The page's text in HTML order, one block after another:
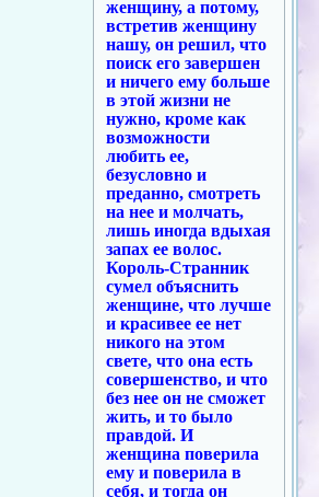
женщину, а потому,
встретив женщину
нашу, он решил, что
поиск его завершен
и ничего ему больше
в этой жизни не
нужно, кроме как
возможности
любить ее,
безусловно и
преданно, смотреть
на нее и молчать,
лишь иногда вдыхая
запах ее волос.
Король-Странник
сумел объяснить
женщине, что лучше
и красивее ее нет
никого на этом
свете, что она есть
совершенство, и что
без нее он не сможет
жить, и то было
правдой. И
женщина поверила
ему и поверила в
себя, и тогда он